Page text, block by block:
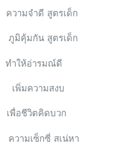
วามจำดี สูตรเด็ก
ภูมิคุ้มกัน สูตรเด็ก
ให้อ่ารมณ์ดี
ามสงบ
ชีวิตคิดบวก
ซ็กซี่ สเน่หา